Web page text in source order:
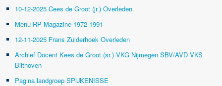
10-12-2025 Cees de Groot (jr.) Overleden.
Menu RP Magazine 1972-1991
12-11-2025 Frans Zuiderhoek Overleden
Archief Docent Kees de Groot (sr.) VKG Nijmegen SBV/AVD VKS
Bilthoven
Pagina landgroep SPIJKENISSE